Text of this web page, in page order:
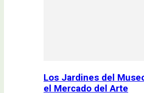
Los Jardines del
el Mercado del Arte